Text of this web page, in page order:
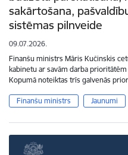
sakārtošana,
sistēmas pilnveide
09.07.2026.
Finanšu ministrs Māris Kučinskis
kabinetu ar savām darba
Kopumā noteiktas trīs galvenās
Finanšu ministrs Jaunumi